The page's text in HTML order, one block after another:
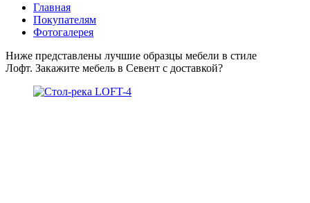
Главная
Покупателям
Фотогалерея
Ниже представлены лучшие образцы мебели в стиле
Лофт. Закажите мебель в Севент с доставкой?